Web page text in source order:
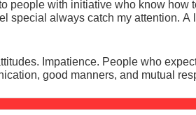
good manners, and mutual